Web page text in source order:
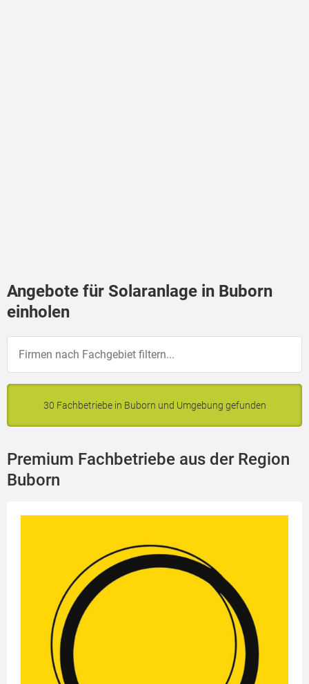
Angebote für Solaranlage in Buborn
einholen
30 Fachbetriebe in Buborn und Umgebung gefunden
Premium Fachbetriebe aus der Region
Buborn